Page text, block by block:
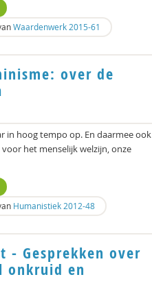
Waardenwerk 2015-61
over de
in hoog tempo op. En daarmee ook
het menselijk welzijn, onze
Humanistiek 2012-48
- Gesprekken over
onkruid en